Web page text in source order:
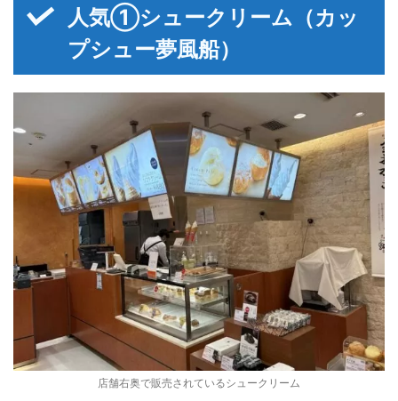
人気①シュークリーム（カッ
プシュー夢風船）
店舗右奥で販売されているシュークリーム